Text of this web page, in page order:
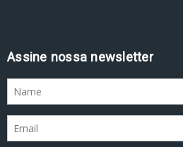
Assine nossa newsletter